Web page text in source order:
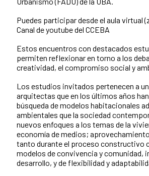
Puedes participar desde el aula virtual
Canal de youtube del CCEBA
Estos encuentros con destacados
permiten reflexionar en torno a los
creatividad, el compromiso social y
Los estudios invitados pertenecen a
arquitectas que en los últimos años
búsqueda de modelos habitacionales
ambientales que la sociedad
nuevos enfoques a los temas de la
economía de medios;
tanto durante el proceso constructivo
modelos de convivencia y comunidad,
desarrollo, y de flexibilidad y